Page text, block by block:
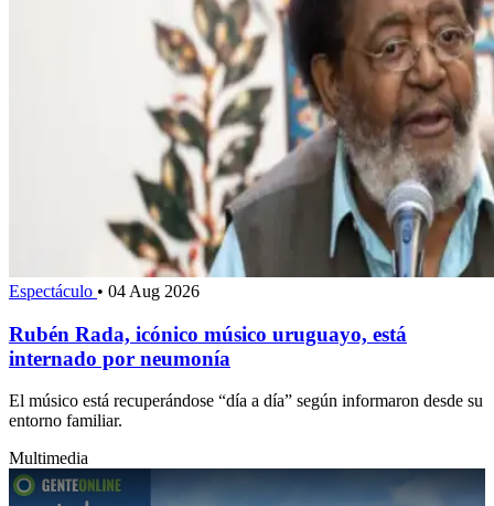
Espectáculo • 04 Aug 2026
Rubén Rada, icónico músico uruguayo, está
internado por neumonía
El músico está recuperándose “día a día” según informaron desde su
entorno familiar.
Multimedia